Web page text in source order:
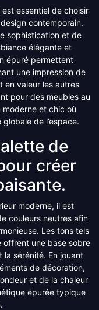
essentiel de choisir
contemporain.
sophistication et de
élégante et
épuré permettent
une impression de
en valeur les autres
pour des meubles au
et chic où
de l’espace.
de
créer
moderne, il est
couleurs neutres afin
Les tons tels
offrent une base sobre
sérénité. En jouant
de décoration,
et de la chaleur
épurée typique